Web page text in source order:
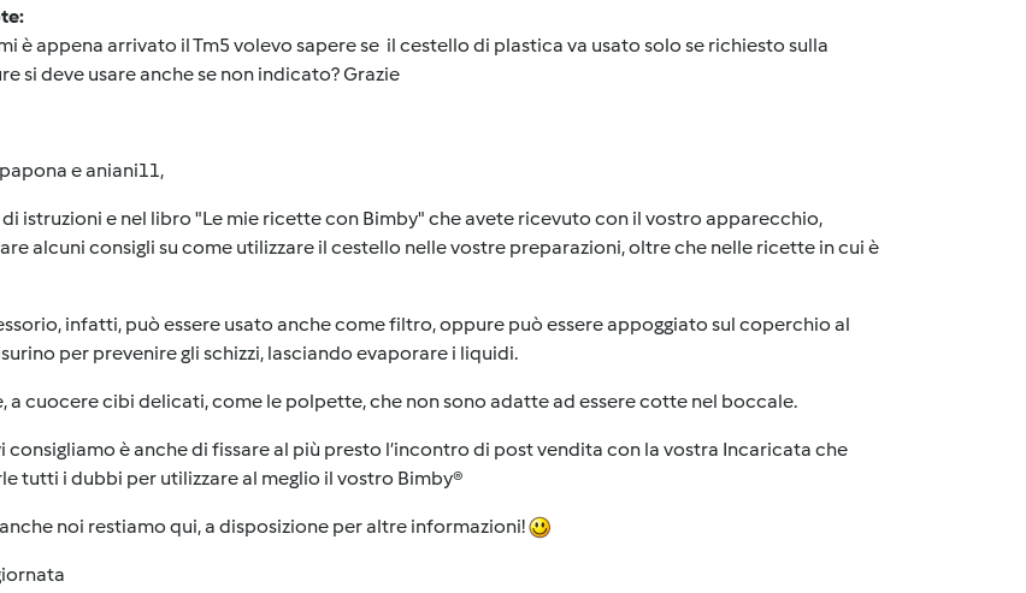
è appena arrivato il Tm5 volevo sapere se il cestello di plastica va usato solo se richiesto sulla
si deve usare anche se non indicato? Grazie
e aniani11,
di istruzioni e nel libro "Le mie ricette con Bimby" che avete ricevuto con il vostro apparecchio,
alcuni consigli su come utilizzare il cestello nelle vostre preparazioni, oltre che nelle ricette in cui è
infatti, può essere usato anche come filtro, oppure può essere appoggiato sul coperchio al
per prevenire gli schizzi, lasciando evaporare i liquidi.
a cuocere cibi delicati, come le polpette, che non sono adatte ad essere cotte nel boccale.
consigliamo è anche di fissare al più presto l’incontro di post vendita con la vostra Incaricata che
tutti i dubbi per utilizzare al meglio il vostro Bimby®
noi restiamo qui, a disposizione per altre informazioni!